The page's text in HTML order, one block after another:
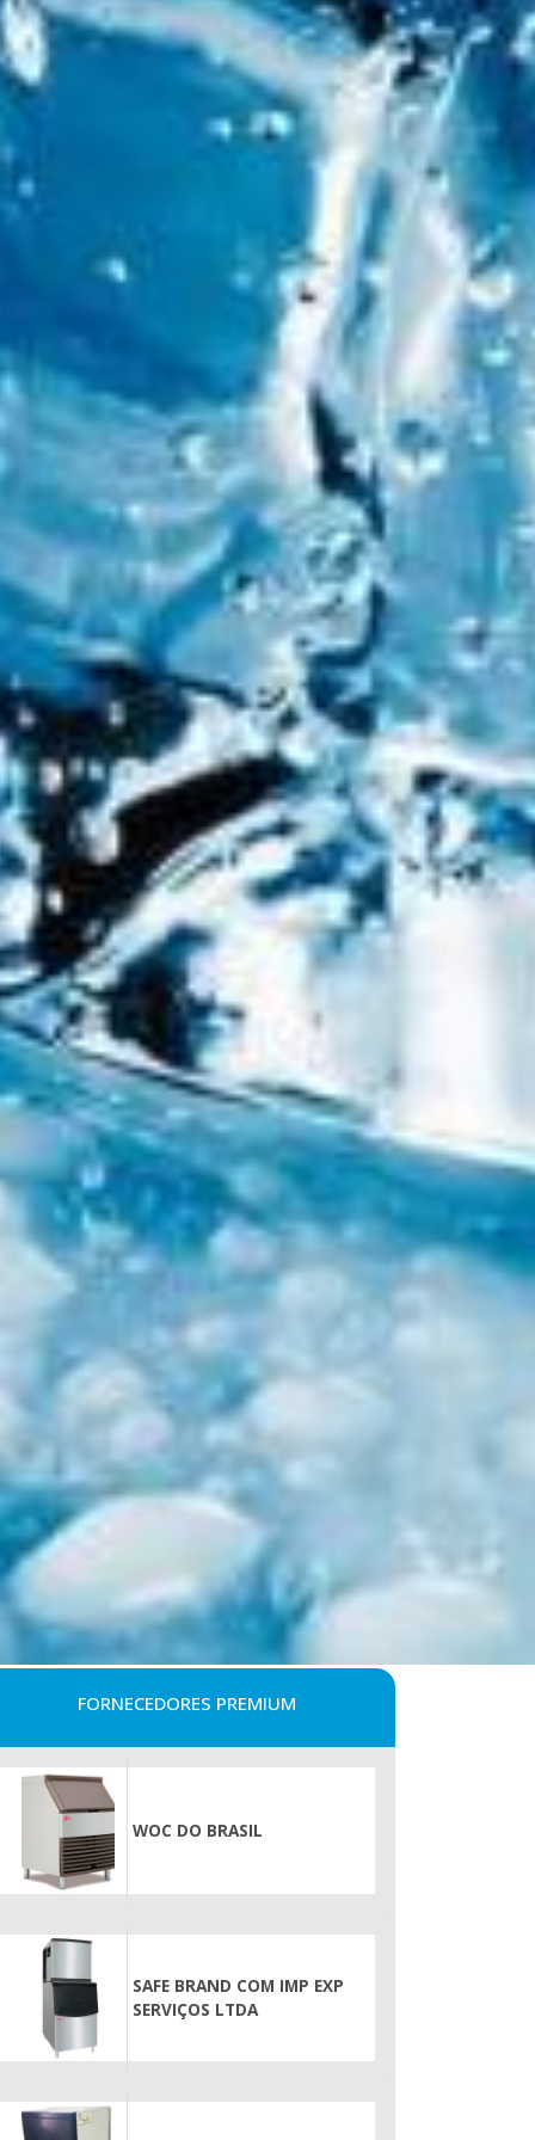
FORNECEDORES PREMIUM
WOC DO BRASIL
SAFE BRAND COM IMP EXP
SERVIÇOS LTDA